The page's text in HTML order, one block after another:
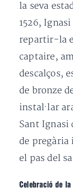
la seva
1526,
repartir-la
captaire,
descalços,
de bronze
instal·lar
Sant Ignasi
de pregària
el pas del
Celebració de